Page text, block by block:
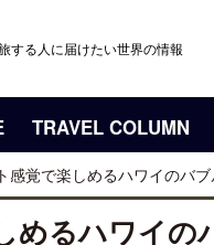
する人に届けたい世界の情報
TRAVEL COLUMN
感覚で楽しめるハワイのバ
めるハワイの